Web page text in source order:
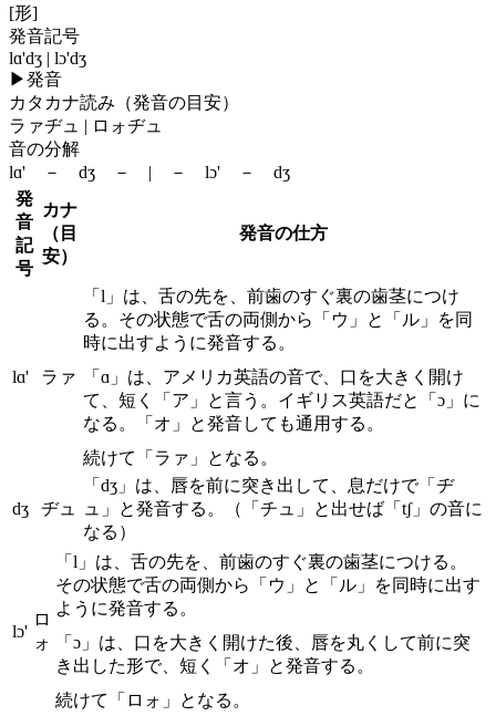
[形]
発音記号
lɑ'dʒ | lɔ'dʒ
▶発音
カタカナ読み（発音の目安）
ラァヂュ | ロォヂュ
音の分解
lɑ' － dʒ － | － lɔ' － dʒ
発
音
記
号
カナ
（目
安）
発音の仕方
lɑ' ラァ
「l」は、舌の先を、前歯のすぐ裏の歯茎につけ
る。その状態で舌の両側から「ウ」と「ル」を同
時に出すように発音する。
「ɑ」は、アメリカ英語の音で、口を大きく開け
て、短く「ア」と言う。イギリス英語だと「ɔ」に
なる。「オ」と発音しても通用する。
続けて「ラァ」となる。
dʒ ヂュ
「dʒ」は、唇を前に突き出して、息だけで「ヂ
ュ」と発音する。（「チュ」と出せば「tʃ」の音に
なる）
lɔ'
ロ
ォ
「l」は、舌の先を、前歯のすぐ裏の歯茎につける。
その状態で舌の両側から「ウ」と「ル」を同時に出す
ように発音する。
「ɔ」は、口を大きく開けた後、唇を丸くして前に突
き出した形で、短く「オ」と発音する。
続けて「ロォ」となる。